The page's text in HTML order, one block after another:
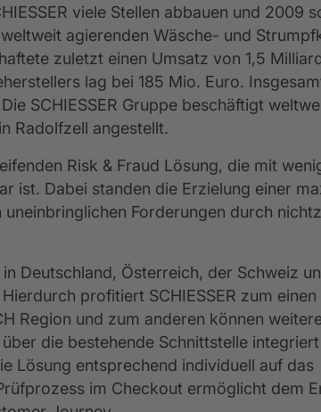
viele Stellen abbauen und 2009
agierenden Wäsche- und
zuletzt einen Umsatz von 1,5
lag bei 185 Mio. Euro.
SCHIESSER Gruppe beschäftigt
Radolfzell angestellt.
Risk & Fraud Lösung, die mit
ist. Dabei standen die Erzielung einer
Forderungen durch
Deutschland, Österreich, der Schweiz
profitiert SCHIESSER zum
Region und zum anderen können
die bestehende Schnittstelle
Lösung entsprechend individuell auf das
im Checkout ermöglicht dem